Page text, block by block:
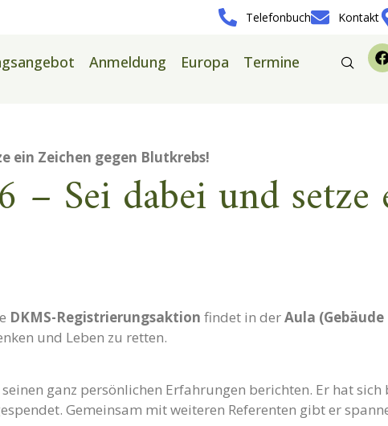
Telefonbuch Kontakt
Anmeldung Europa Termine
ein Zeichen gegen Blutkrebs!
Sei dabei und setze
DKMS-Registrierungsaktion findet in derAula (Gebäude
und Leben zu retten.
ganz persönlichen Erfahrungen berichten. Er hat
Gemeinsam mit weiteren Referenten gibt er